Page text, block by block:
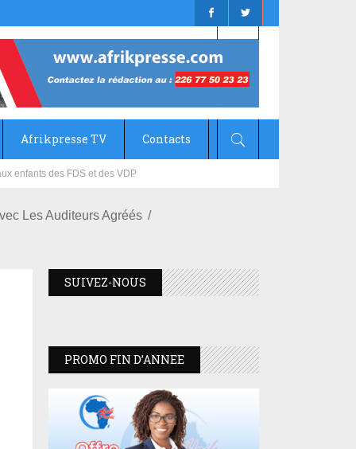
Afrikpresse TV Contacts
Les Auditeurs Agréés
SUIVEZ-NOUS
PROMO FIN D’ANNEE